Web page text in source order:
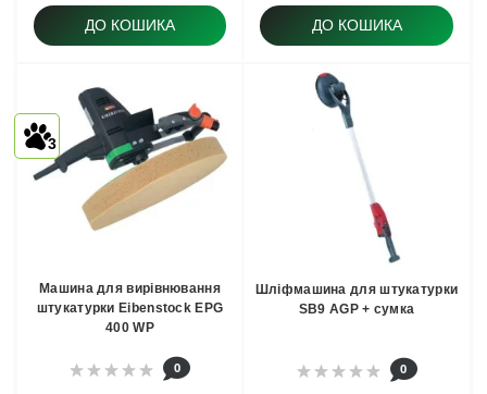
ДО КОШИКА ДО КОШИКА
3
Машина для вирівнювання
штукатурки Eibenstock EPG
400 WP
0
Шліфмашина для штукатурки
SB9 AGP + сумка
0